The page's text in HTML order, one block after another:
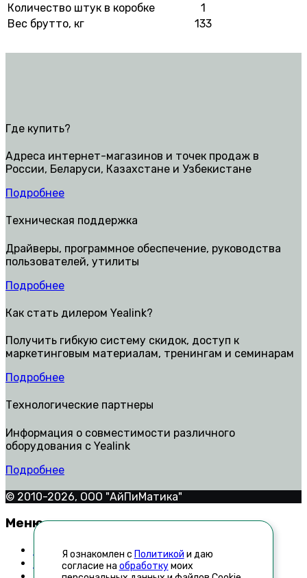
Количество штук в коробке
1
Вес брутто, кг
133
Где купить?
Адреса интернет-магазинов и точек продаж в
России, Беларуси, Казахстане и Узбекистане
Подробнее
Техническая поддержка
Драйверы, программное обеспечение, руководства
пользователей, утилиты
Подробнее
Как стать дилером Yealink?
Получить гибкую систему скидок, доступ к
маркетинговым материалам, тренингам и семинарам
Подробнее
Технологические партнеры
Информация о совместимости различного
оборудования с Yealink
Подробнее
© 2010-2026, ООО "АйПиМатика"
Меню
Контакты
Техническая поддержка
Я ознакомлен с Политикой и даю
согласие на обработкумоих